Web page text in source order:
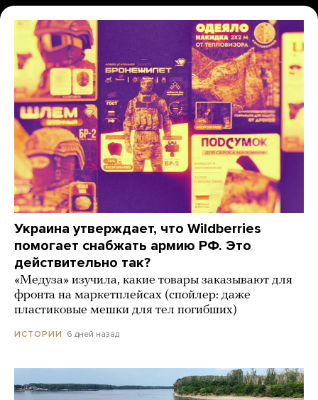
Украина утверждает, что Wildberries
помогает снабжать армию РФ. Это
действительно так?
«Медуза» изучила, какие товары заказывают для
фронта на маркетплейсах (спойлер: даже
пластиковые мешки для тел погибших)
ИСТОРИИ 6 дней назад